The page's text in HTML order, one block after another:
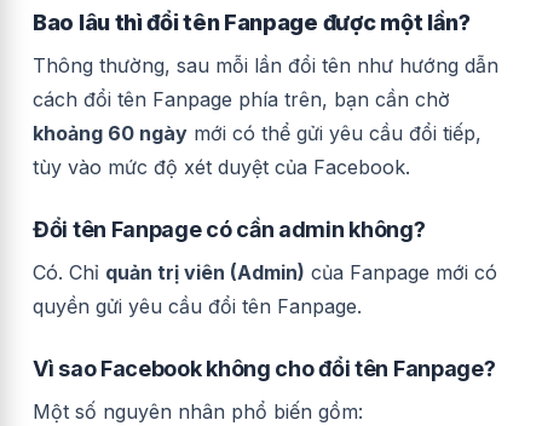
Bao lâu thì đổi tên Fanpage được một lần?
Thông thường, sau mỗi lần đổi tên như hướng dẫn
cách đổi tên Fanpage phía trên, bạn cần chờ
khoảng 60 ngày mới có thể gửi yêu cầu đổi tiếp,
tùy vào mức độ xét duyệt của Facebook.
Đổi tên Fanpage có cần admin không?
Có. Chỉ quản trị viên (Admin) của Fanpage mới có
quyền gửi yêu cầu đổi tên Fanpage.
Vì sao Facebook không cho đổi tên Fanpage?
Một số nguyên nhân phổ biến gồm: